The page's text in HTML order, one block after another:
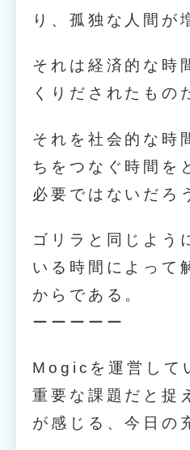
り、孤独な人間が
それは経済的な時
くりだされたもの
それを社会的な時
ちをつなぐ時間を
必要ではないだろ
ゴリラと同じよう
いる時間によって
からである。
ーーーーー
Mogicを運営して
重要な課題だと捉
が感じる、今日の